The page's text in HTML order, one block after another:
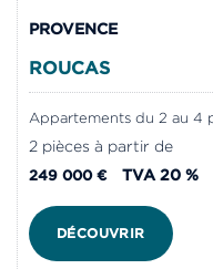
PROVENCE
ROUCAS
Appartements du 2 au 4
2 pièces à partir de
249 000 € TVA 20 %
DÉCOUVRIR